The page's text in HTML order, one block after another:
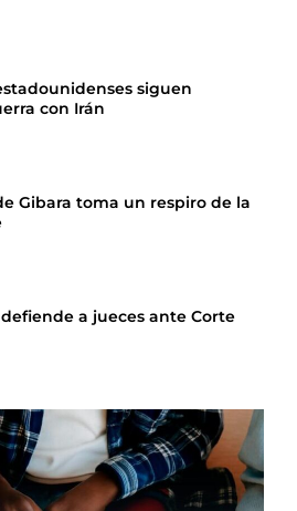
siguen
con Irán
Gibara toma un respiro de la
a jueces ante Corte